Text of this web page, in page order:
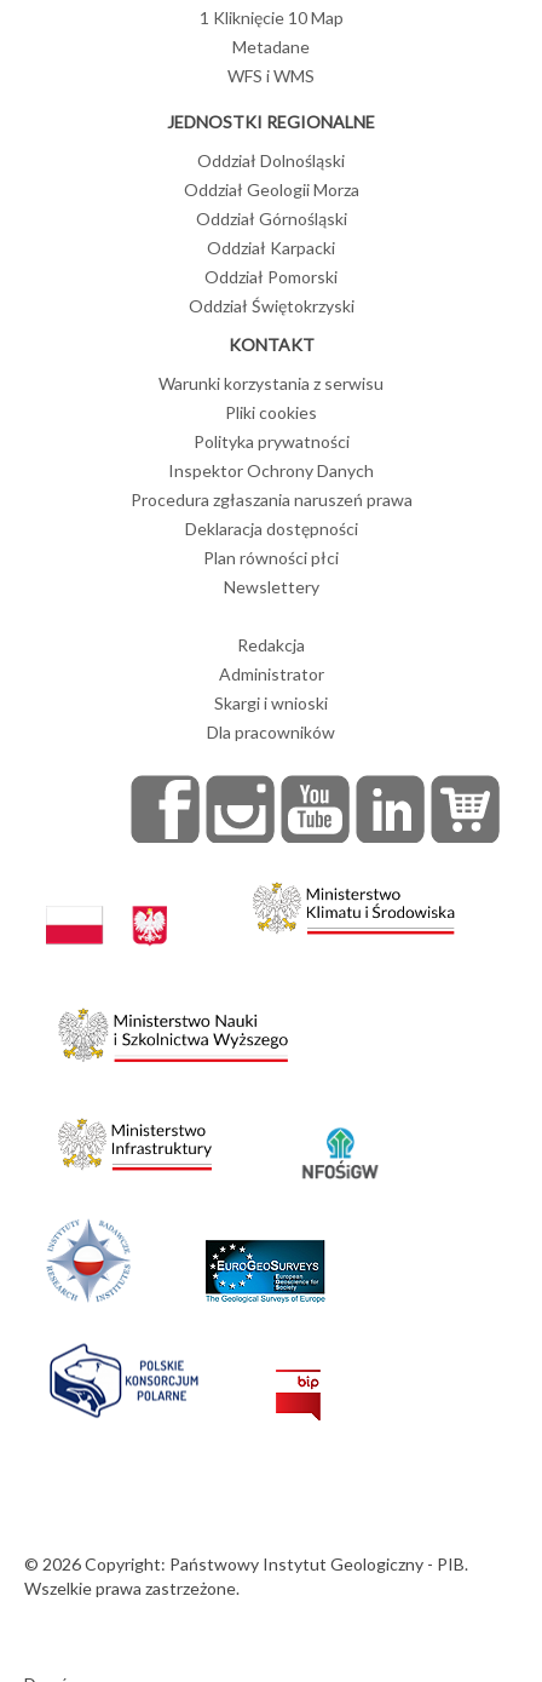
1 Kliknięcie 10 Map
Metadane
WFS i WMS
JEDNOSTKI REGIONALNE
Oddział Dolnośląski
Oddział Geologii Morza
Oddział Górnośląski
Oddział Karpacki
Oddział Pomorski
Oddział Świętokrzyski
KONTAKT
Warunki korzystania z serwisu
Pliki cookies
Polityka prywatności
Inspektor Ochrony Danych
Procedura zgłaszania naruszeń prawa
Deklaracja dostępności
Plan równości płci
Newslettery
Redakcja
Administrator
Skargi i wnioski
Dla pracowników
© 2026 Copyright: Państwowy Instytut Geologiczny - PIB.
Wszelkie prawa zastrzeżone.